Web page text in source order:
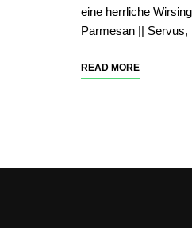
eine herrliche
Parmesan ||
READ MORE